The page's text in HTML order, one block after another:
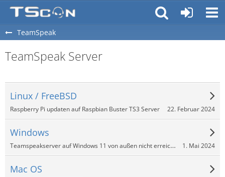
TeamSpeak
TeamSpeak Server
Linux / FreeBSD
Raspberry Pi updaten auf Raspbian Buster TS3 Server 22. Februar 2024
Windows
Teamspeakserver auf Windows 11 von außen nicht erreichbar 1. Mai 2024
Mac OS